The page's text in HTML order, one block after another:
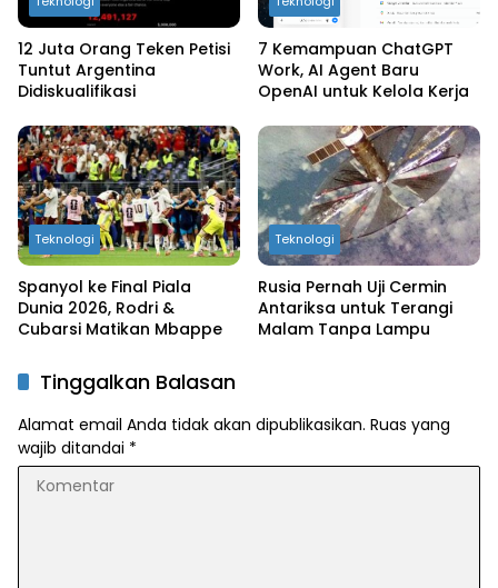
12 Juta Orang Teken Petisi
Tuntut Argentina
Didiskualifikasi
7 Kemampuan ChatGPT
Work, AI Agent Baru
OpenAI untuk Kelola Kerja
Teknologi
Spanyol ke Final Piala
Dunia 2026, Rodri &
Cubarsi Matikan Mbappe
Teknologi
Rusia Pernah Uji Cermin
Antariksa untuk Terangi
Malam Tanpa Lampu
Tinggalkan Balasan
Alamat email Anda tidak akan dipublikasikan. Ruas yang
wajib ditandai *